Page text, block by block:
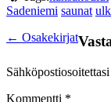
Sadeniemi saunat
Post
← Osakekirjat
Kommentti *